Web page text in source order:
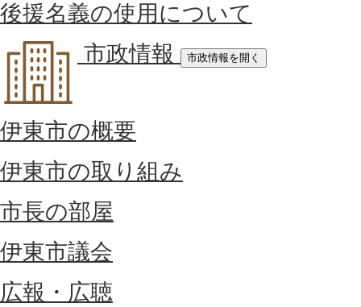
後援名義の使用について
市政情報
市政情報を開く
伊東市の概要
伊東市の取り組み
市長の部屋
伊東市議会
広報・広聴